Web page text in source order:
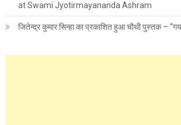
at Swami Jyotirmayananda Ashram
जितेन्द्र कुमार सिन्हा का प्रकाशित हुआ चौथी पुस्तक –